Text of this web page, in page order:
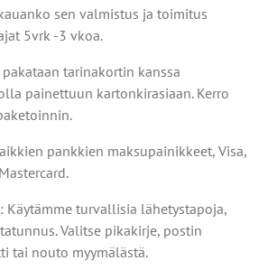
sen valmistus ja toimitus
5vrk -3 vkoa.
pakataan tarinakortin kanssa
painettuun kartonkirasiaan. Kerro
pankkien maksupainikkeet, Visa,
Käytämme turvallisia lähetystapoja,
Valitse pikakirje, postin
tai nouto myymälästä.